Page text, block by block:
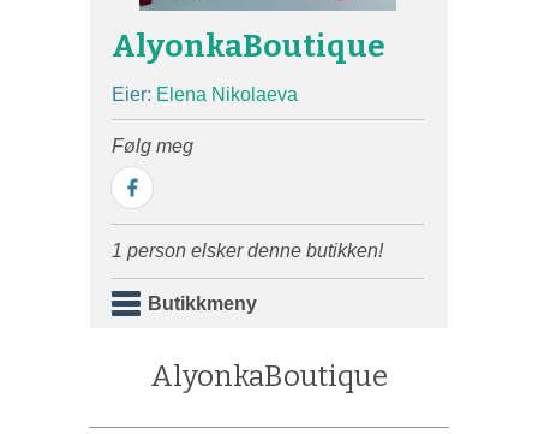
AlyonkaBoutique
Eier: Elena Nikolaeva
Følg meg
1 person elsker denne butikken!
Butikkmeny
AlyonkaBoutique